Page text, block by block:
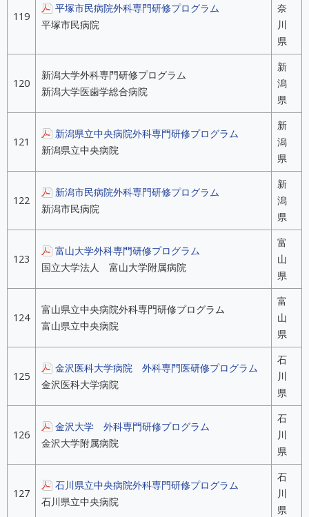
119
平塚市民病院外科専門研修プログラム
平塚市民病院
奈
川
県
120
新潟大学外科専門研修プログラム
新潟大学医歯学総合病院
新
潟
県
121
新潟県立中央病院外科専門研修プログラム
新潟県立中央病院
新
潟
県
122
新潟市民病院外科専門研修プログラム
新潟市民病院
新
潟
県
123
富山大学外科専門研修プログラム
国立大学法人 富山大学附属病院
富
山
県
124
富山県立中央病院外科専門研修プログラム
富山県立中央病院
富
山
県
125
金沢医科大学病院 外科専門医研修プログラム
金沢医科大学病院
石
川
県
126
金沢大学 外科専門研修プログラム
金沢大学附属病院
石
川
県
127
石川県立中央病院外科専門研修プログラム
石川県立中央病院
石
川
県